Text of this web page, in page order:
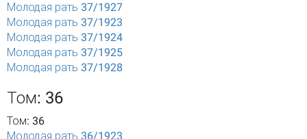
Молодая рать 37/1927
Молодая рать 37/1923
Молодая рать 37/1924
Молодая рать 37/1925
Молодая рать 37/1928
Том: 36
Том: 36
Молодая рать 36/1923